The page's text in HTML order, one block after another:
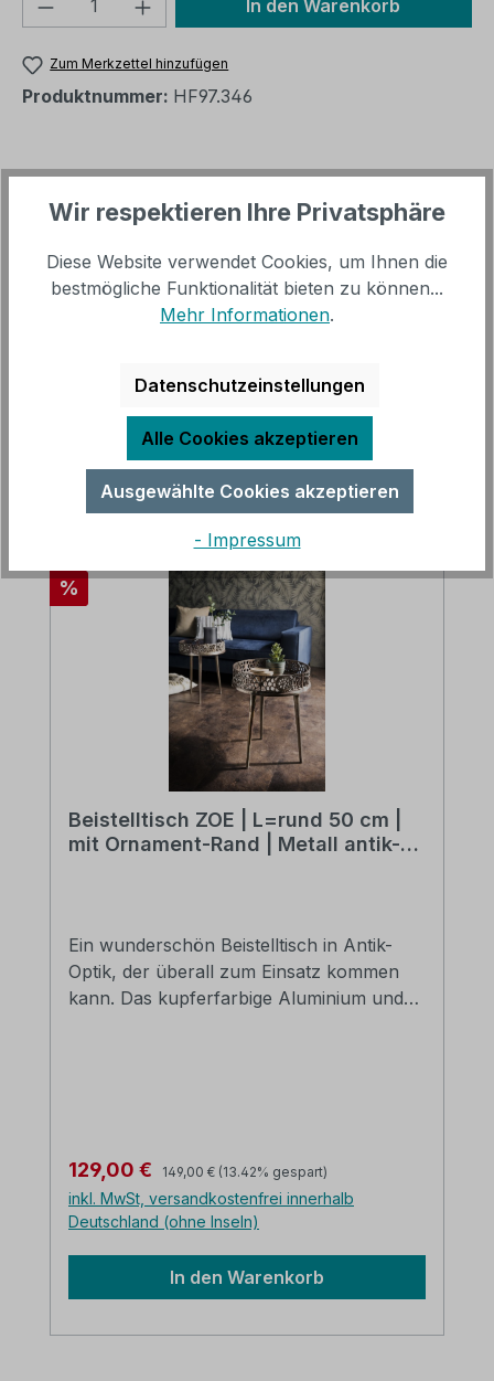
In den Warenkorb
Zum Merkzettel hinzufügen
Produktnummer: HF97.346
Ein wunderschön Beistelltisch in Antik-Optik, der
überall zum Einsatz kommen kann. Das
kupferfarbige Aluminium und die sehr…
Mehr
Trusted Shops Bewertungen
Produktgalerie überspringen
Accessory Items
Rabatt
%
Beistelltisch ZOE | L=rund 50 cm |
mit Ornament-Rand | Metall antik-
Ein wunderschön Beistelltisch in Antik-
Optik, der überall zum Einsatz kommen
kann. Das kupferfarbige Aluminium und
Verkaufspreis:
129,00 € Regulärer Preis:
149,00 € (13.42% gespart)
inkl. MwSt, versandkostenfrei innerhalb
Deutschland (ohne Inseln)
In den Warenkorb
Wir respektieren Ihre Privatsphäre
Diese Website verwendet Cookies, um Ihnen die
bestmögliche Funktionalität bieten zu können...
Mehr Informationen.
Datenschutzeinstellungen
Alle Cookies akzeptieren
Ausgewählte Cookies akzeptieren
- Impressum